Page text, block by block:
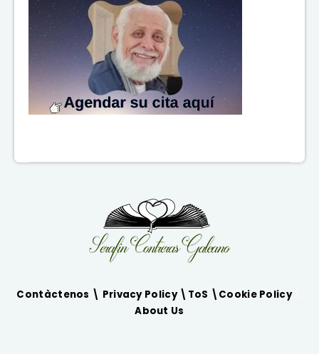
Contàctenos \ Privacy Policy \ ToS \ Cookie Policy\
About Us